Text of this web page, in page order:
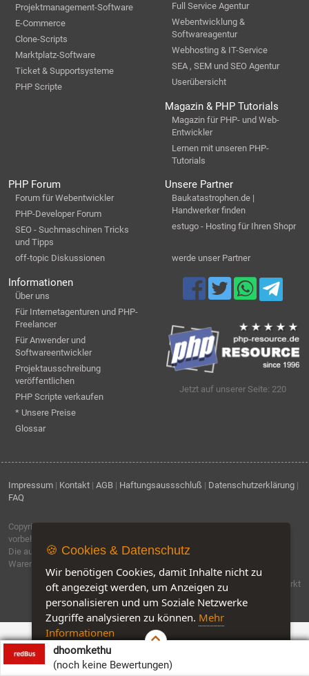
dhoomkethu
(noch keine Bewertungen)
Projektmanagement-Software
E-Commerce
Clone-Scripts
Marktplatz-Software
Ticket & Supportsysteme
PHP Scripte
Full Service Agentur
Webentwicklung &
Softwareagentur
Webhosting & IT-Service
SEA , SEM und SEO Agentur
Userübersicht
Magazin & PHP Tutorials
Magazin für PHP- und Web-
Entwickler
Lernen mit unseren PHP-
Tutorials
PHP Forum
Forum für Webentwickler
PHP-Developer Forum
SEO - Suchmaschinen Tricks
und Tipps
off-topic Diskussionen
Unsere Partner
Baukatastrophen.de |
Handwerker finden
estugo - Hosting für Ihren Shopr
werde unser Partner
Informationen
Über uns
Für Internetagenturen und PHP-
Freelancer
Für Anwender und
Softwareentwickler
Projektausschreibung
veröffentlichen
PHP Scripte verkaufen
* Unsere Preise
Glossar
Jetzt auf unserer Seite: 220
Impressum | Kontakt | AGB | Haftungsaussschluß | Datenschutzerklärung |
FAQ
Copyright © 1996 - 2026
vorbehalten.
Die auf dieser Seite verwendeten Produktbezeichnungen, Namen und
Warenzeichen sind Eigentum der jeweiligen Firmen.
Software by IQ-Markt
🍪 Cookies & Datenschutz
Wir benötigen Cookies, damit Inhalte nicht zu
oft angezeigt werden, um Anzeigen zu
personalisieren und um Soziale Netzwerke
Zugriffe analysieren zu können. Mehr
Informationen
Akzeptieren